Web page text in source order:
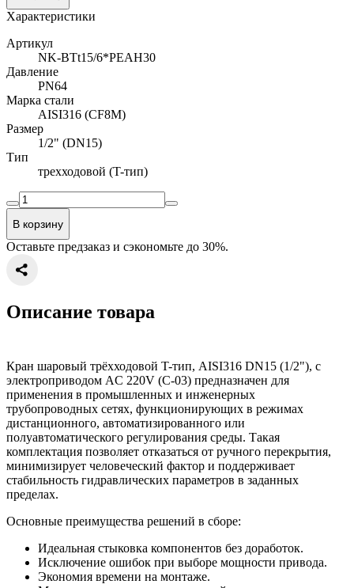
Характеристики
Артикул
NK-BTt15/6*PEAH30
Давление
PN64
Марка стали
AISI316 (CF8M)
Размер
1/2" (DN15)
Тип
трехходовой (T-тип)
В корзину
Оставьте предзаказ и сэкономьте до 30%.
Описание товара
Кран шаровый трёхходовой T-тип, AISI316 DN15 (1/2"), с
электроприводом AC 220V (С-03) предназначен для
применения в промышленных и инженерных
трубопроводных сетях, функционирующих в режимах
дистанционного, автоматизированного или
полуавтоматического регулирования среды. Такая
комплектация позволяет отказаться от ручного перекрытия,
минимизирует человеческий фактор и поддерживает
стабильность гидравлических параметров в заданных
пределах.
Основные преимущества решений в сборе:
Идеальная стыковка компонентов без доработок.
Исключение ошибок при выборе мощности привода.
Экономия времени на монтаже.